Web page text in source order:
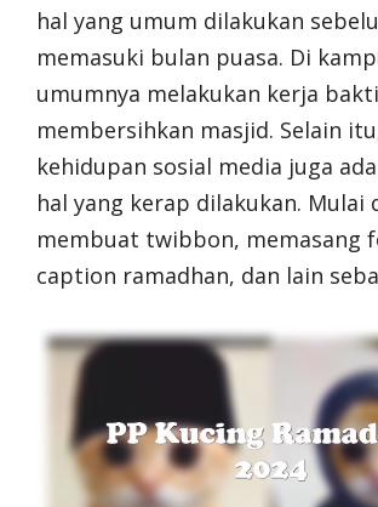
hal yang umum dilakukan
memasuki bulan puasa. Di
umumnya melakukan kerja
membersihkan masjid. Selain
kehidupan sosial media juga
hal yang kerap dilakukan. Mulai
membuat twibbon, memasang
caption ramadhan, dan lain